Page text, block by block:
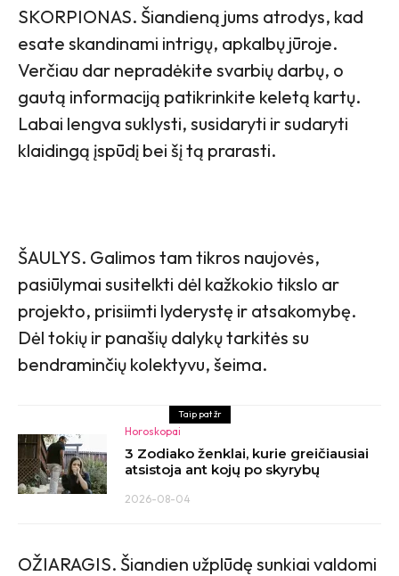
SKORPIONAS. Šiandieną jums atrodys, kad
esate skandinami intrigų, apkalbų jūroje.
Verčiau dar nepradėkite svarbių darbų, o
gautą informaciją patikrinkite keletą kartų.
Labai lengva suklysti, susidaryti ir sudaryti
klaidingą įspūdį bei šį tą prarasti.
ŠAULYS. Galimos tam tikros naujovės,
pasiūlymai susitelkti dėl kažkokio tikslo ar
projekto, prisiimti lyderystę ir atsakomybę.
Dėl tokių ir panašių dalykų tarkitės su
bendraminčių kolektyvu, šeima.
Taip pat žr
Horoskopai
3 Zodiako ženklai, kurie greičiausiai
atsistoja ant kojų po skyrybų
2026-08-04
OŽIARAGIS. Šiandien užplūdę sunkiai valdomi